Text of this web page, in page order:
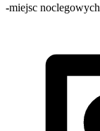
-miejsc noclegowych